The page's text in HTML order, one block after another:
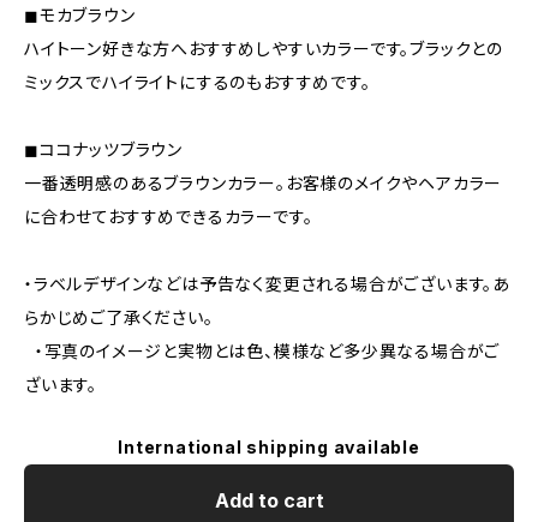
◼︎モカブラウン
ハイトーン好きな方へおすすめしやすいカラーです。ブラックとの
ミックスでハイライトにするのもおすすめです。
◼︎ココナッツブラウン
一番透明感のあるブラウンカラー。お客様のメイクやヘアカラー
に合わせておすすめできるカラーです。
・ラベルデザインなどは予告なく変更される場合がございます。あ
らかじめご了承ください。
・写真のイメージと実物とは色、模様など多少異なる場合がご
ざいます。
International shipping available
Add to cart